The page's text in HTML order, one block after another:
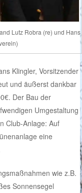
Lutz Robra (re) und Hans
Klingler, Vorsitzender
und äußerst dankbar
Der Bau der
Umgestaltung
Club-Anlage: Auf
eine
wie z.B.
Sonnensegel